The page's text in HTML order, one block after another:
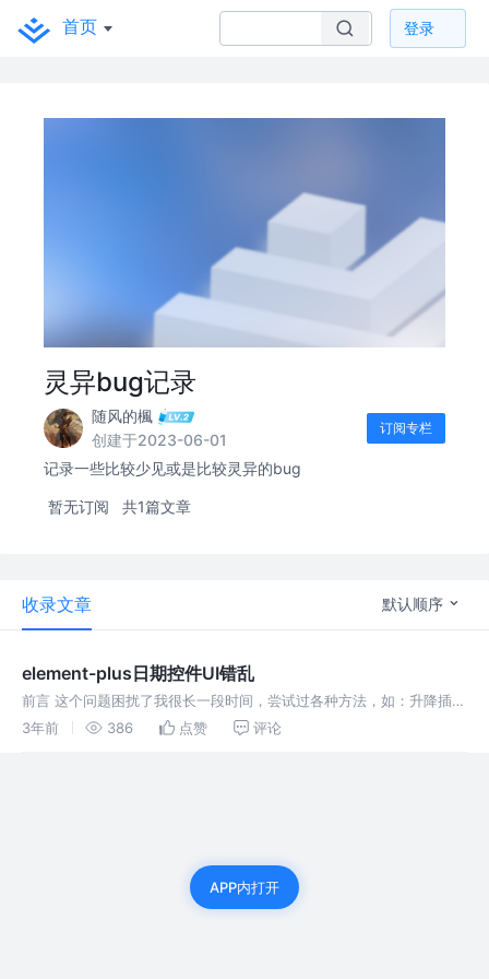
首页 登录
灵异bug记录
随风的楓
创建于2023-06-01
订阅专栏
记录一些比较少见或是比较灵异的bug
暂无订阅 共1篇文章
收录文章 默认顺序
element-plus日期控件UI错乱
前言 这个问题困扰了我很长一段时间，尝试过各种方法，如：升降插件
版本、在main.ts文件中配置element-plus的默认语言locale、在应用
3年前 386 点赞 评论
APP内打开